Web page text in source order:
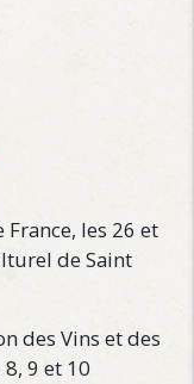
France, les 26 et
de Saint
des Vins et des
9 et 10